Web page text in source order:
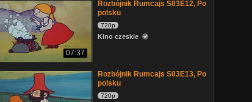
07:37
Rozbójnik Rumcajs S03E12, Po
polsku
720p
Kino czeskie
Rozbójnik Rumcajs S03E13, Po
polsku
720p